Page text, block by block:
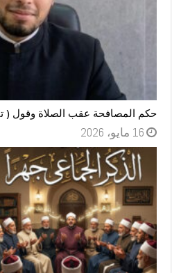
حكم المصافحة عقب الصلاة وقول (
16 مايو، 2026